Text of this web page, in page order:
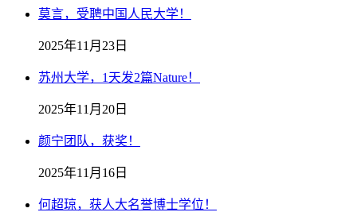
莫言，受聘中国人民大学！
2025年11月23日
苏州大学，1天发2篇Nature！
2025年11月20日
颜宁团队，获奖！
2025年11月16日
何超琼，获人大名誉博士学位！